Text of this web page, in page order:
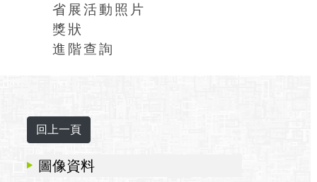
省展活動照片
獎狀
進階查詢
圖像資料